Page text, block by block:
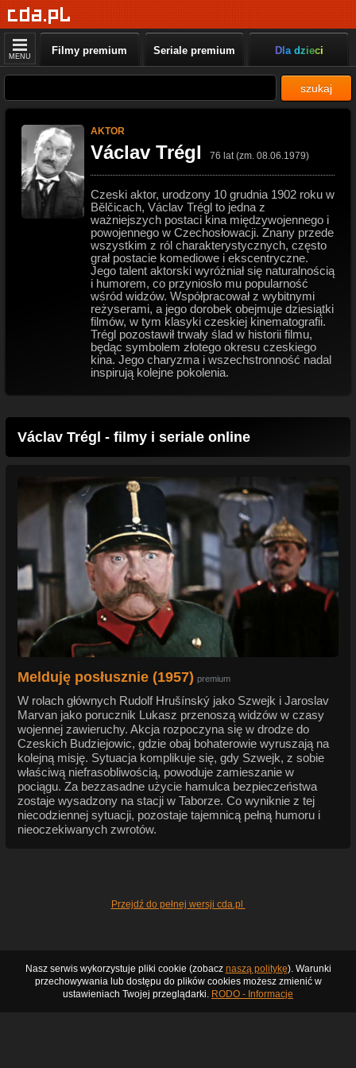
MENU Filmy premium Seriale premium Dla dzieci
szukaj
AKTOR
Václav Trégl 76 lat (zm. 08.06.1979)
Czeski aktor, urodzony 10 grudnia 1902 roku w
Bělčicach, Václav Trégl to jedna z
ważniejszych postaci kina międzywojennego i
powojennego w Czechosłowacji. Znany przede
wszystkim z ról charakterystycznych, często
grał postacie komediowe i ekscentryczne.
Jego talent aktorski wyróżniał się naturalnością
i humorem, co przyniosło mu popularność
wśród widzów. Współpracował z wybitnymi
reżyserami, a jego dorobek obejmuje dziesiątki
filmów, w tym klasyki czeskiej kinematografii.
Trégl pozostawił trwały ślad w historii filmu,
będąc symbolem złotego okresu czeskiego
kina. Jego charyzma i wszechstronność nadal
inspirują kolejne pokolenia.
Václav Trégl - filmy i seriale online
Melduję posłusznie (1957) premium
W rolach głównych Rudolf Hrušínský jako Szwejk i Jaroslav
Marvan jako porucznik Lukasz przenoszą widzów w czasy
wojennej zawieruchy. Akcja rozpoczyna się w drodze do
Czeskich Budziejowic, gdzie obaj bohaterowie wyruszają na
kolejną misję. Sytuacja komplikuje się, gdy Szwejk, z sobie
właściwą niefrasobliwością, powoduje zamieszanie w
pociągu. Za bezzasadne użycie hamulca bezpieczeństwa
zostaje wysadzony na stacji w Taborze. Co wyniknie z tej
niecodziennej sytuacji, pozostaje tajemnicą pełną humoru i
nieoczekiwanych zwrotów.
Przejdź do pełnej wersji cda.pl
Nasz serwis wykorzystuje pliki cookie (zobacz naszą politykę). Warunki
przechowywania lub dostępu do plików cookies możesz zmienić w
ustawieniach Twojej przeglądarki. RODO - Informacje